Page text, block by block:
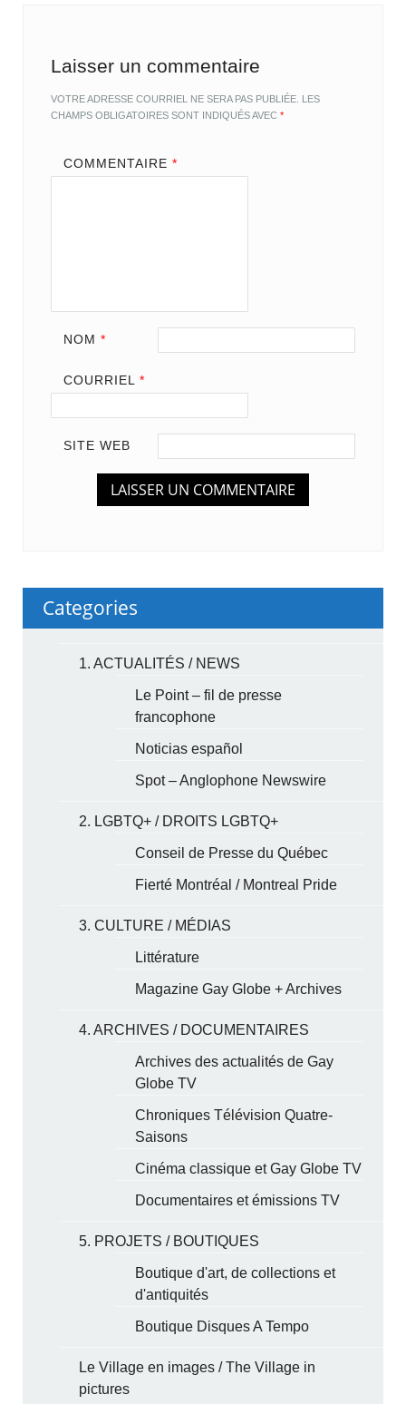
Laisser un commentaire
VOTRE ADRESSE COURRIEL NE SERA PAS PUBLIÉE. LES
CHAMPS OBLIGATOIRES SONT INDIQUÉS AVEC*
COMMENTAIRE *
NOM *
COURRIEL *
SITE WEB
Categories
1. ACTUALITÉS / NEWS
Le Point – fil de presse
francophone
Noticias español
Spot – Anglophone Newswire
2. LGBTQ+ / DROITS LGBTQ+
Conseil de Presse du Québec
Fierté Montréal / Montreal Pride
3. CULTURE / MÉDIAS
Littérature
Magazine Gay Globe + Archives
4. ARCHIVES / DOCUMENTAIRES
Archives des actualités de Gay
Globe TV
Chroniques Télévision Quatre-
Saisons
Cinéma classique et Gay Globe TV
Documentaires et émissions TV
5. PROJETS / BOUTIQUES
Boutique d'art, de collections et
d'antiquités
Boutique Disques A Tempo
Le Village en images / The Village in
pictures